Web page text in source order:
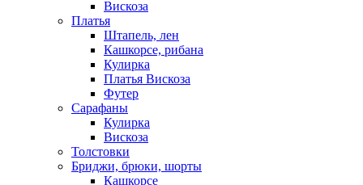
Вискоза
Платья
Штапель, лен
Кашкорсе, рибана
Кулирка
Платья Вискоза
Футер
Сарафаны
Кулирка
Вискоза
Толстовки
Бриджи, брюки, шорты
Кашкорсе